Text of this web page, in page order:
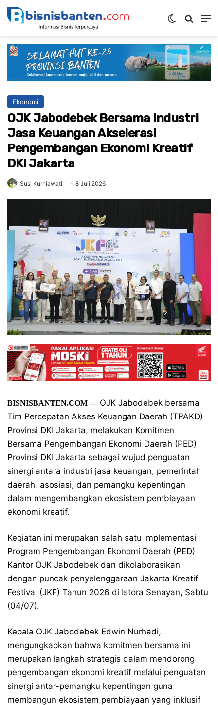
Switch skin
Ekonomi
OJK Jabodebek Bersama Industri
Jasa Keuangan Akselerasi
Pengembangan Ekonomi Kreatif
DKI Jakarta
Susi Kurniawati 8 Juli 2026
BISNISBANTEN.COM —OJK Jabodebek bersama
Tim Percepatan Akses Keuangan Daerah (TPAKD)
Provinsi DKI Jakarta, melakukan Komitmen
Bersama Pengembangan Ekonomi Daerah (PED)
Provinsi DKI Jakarta sebagai wujud penguatan
sinergi antara industri jasa keuangan, pemerintah
daerah, asosiasi, dan pemangku kepentingan
dalam mengembangkan ekosistem pembiayaan
ekonomi kreatif.
Kegiatan ini merupakan salah satu implementasi
Program Pengembangan Ekonomi Daerah (PED)
Kantor OJK Jabodebek dan dikolaborasikan
dengan puncak penyelenggaraan Jakarta Kreatif
Festival (JKF) Tahun 2026 di Istora Senayan, Sabtu
(04/07).
Kepala OJK Jabodebek Edwin Nurhadi,
mengungkapkan bahwa komitmen bersama ini
merupakan langkah strategis dalam mendorong
pengembangan ekonomi kreatif melalui penguatan
sinergi antar-pemangku kepentingan guna
membangun ekosistem pembiayaan yang inklusif